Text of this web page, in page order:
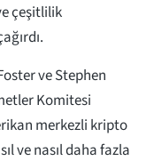
çeşitlilik
ve Stephen
Komitesi
merkezli kripto
ve nasıl daha fazla